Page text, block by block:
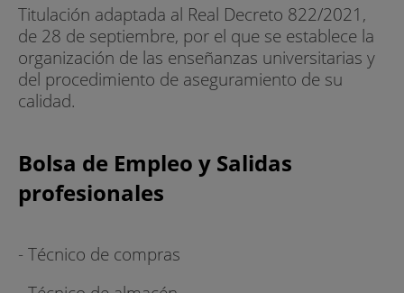
Titulación adaptada al Real Decreto 822/2021,
de 28 de septiembre, por el que se establece la
organización de las enseñanzas universitarias y
del procedimiento de aseguramiento de su
calidad.
Bolsa de Empleo y Salidas
profesionales
- Técnico de compras